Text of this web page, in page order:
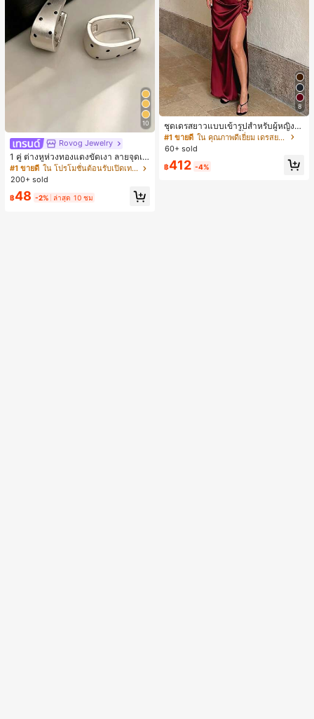
ยัดพื้นที่จัดเก็บ, กลางแจ้ง, สวน, พิธีสำเ
ร็จการศึกษา, พิธีจบการศึกษา, ยินดีด้ว
ยบัณฑิต, บัณฑิตที่สำเร็จการศึกษา, ผู้ก
ล่าวคำอำลา, เรียนจบ, งานเลี้ยงจบการ
ศึกษา
10
Rovog Jewelry
1 คู่ ต่างหูห่วงทองแดงขัดเงา ลายจุดเร
ขาคณิตสไตล์มินิมอล เหมาะสำหรับสว
มใส่ประจำวันแบบสบายๆ สำหรับผู้หญิง
#1 ขายดี
ใน โปรโมชั่นต้อนรับเปิดเทอม ต่างหูผู้หญิง
200+ sold
฿48 -2% ล่าสุด 10 ชม
8
ชุดเดรสยาวแบบเข้ารูปสำหรับผู้หญิงสี
แดงไวน์หรูหรา สายเดี่ยว ผ้าถักลูกไม้ มี
รอยผ่าด้านข้าง สำหรับปีใหม่และงานอี
#1 ขายดี
ใน คุณภาพดีเยี่ยม เดรสยาว
60+ sold
฿412 -4%